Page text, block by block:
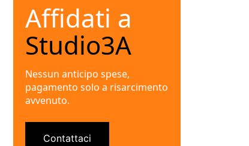
Affidati a
Studio3A
Nessun anticipo spese,
pagamento solo a risarcimento
avvenuto.
Contattaci